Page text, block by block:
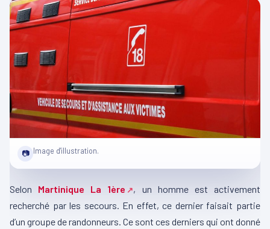
📷 Image d'illustration.
Selon Martinique La 1ère
, un homme est activement
recherché par les secours. En effet, ce dernier faisait partie
d’un groupe de randonneurs. Ce sont ces derniers qui ont donné